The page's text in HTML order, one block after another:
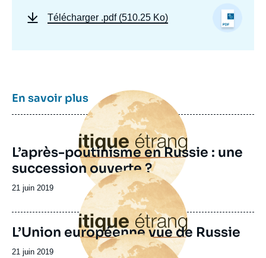
Télécharger .pdf (510.25 Ko)
En savoir plusImage
principale
L’après-poutinisme en Russie : une
succession ouverte ?
Date
publication
21 juin 2019
Image
principale
L’Union européenne vue de Russie
Date
21 juin 2019
Image
principale